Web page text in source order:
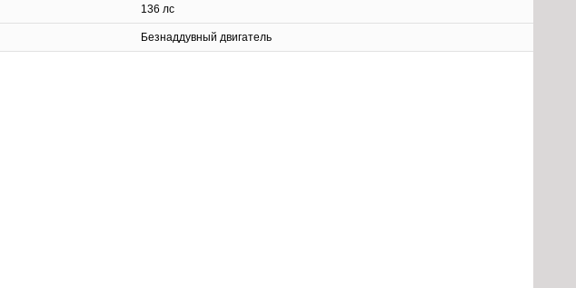
136 лс
Безнаддувный двигатель